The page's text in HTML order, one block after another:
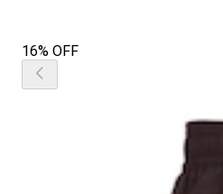
16% OFF